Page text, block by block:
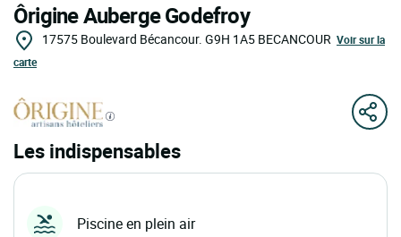
Ôrigine Auberge Godefroy
17575 Boulevard Bécancour. G9H 1A5 BECANCOUR Voir sur la
carte
Les indispensables
Piscine en plein air